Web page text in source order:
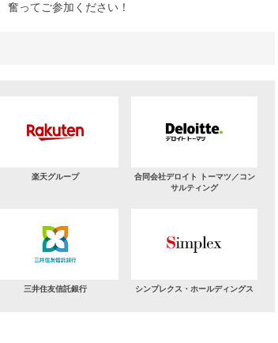
ってご参加ください！
楽天グループ
合同会社デロイト トーマツ／コン
サルティング
三井住友信託銀行 シンプレクス・ホールディングス